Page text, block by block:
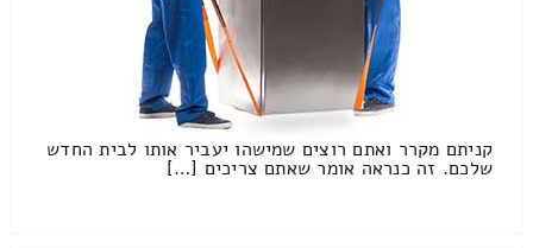
קניתם מקרר ואתם רוצים שמישהו יעביר אותו לבית החדש
שלכם. זה כנראה אומר שאתם צריכים […]